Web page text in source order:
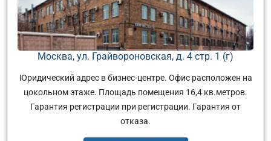
Москва, ул. Грайвороновская, д. 4 стр. 1 (г)
Юридический адрес в бизнес-центре. Офис расположен на
цокольном этаже. Площадь помещения 16,4 кв.метров.
Гарантия регистрации при регистрации. Гарантия от
отказа.